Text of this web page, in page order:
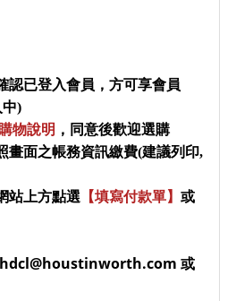
認已登入會員，方可享會員
)
購物說明 ，同意後歡迎選購
畫面之帳務資訊繳費(建議列印,
站上方點選 【填寫付款單】 或
或